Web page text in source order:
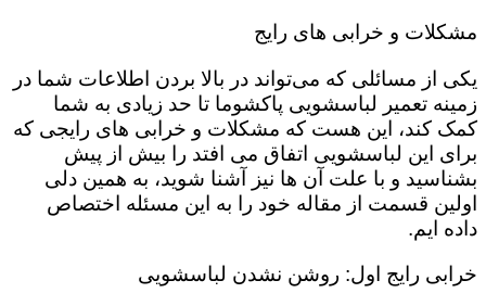
مشکلات و خرابی های رایج
یکی از مسائلی که می‌تواند در بالا بردن اطلاعات شما در
زمینه تعمیر لباسشویی پاکشوما تا حد زیادی به شما
کمک کند، این هست که مشکلات و خرابی های رایجی که
برای این لباسشویی اتفاق می افتد را بیش از پیش
بشناسید و با علت آن ها نیز آشنا شوید، به همین دلی
اولین قسمت از مقاله خود را به این مسئله اختصاص
داده ایم.
خرابی رایج اول: روشن نشدن لباسشویی